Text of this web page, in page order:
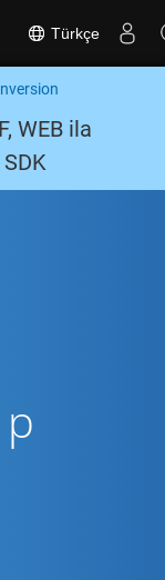
Türkçe
WEB ila